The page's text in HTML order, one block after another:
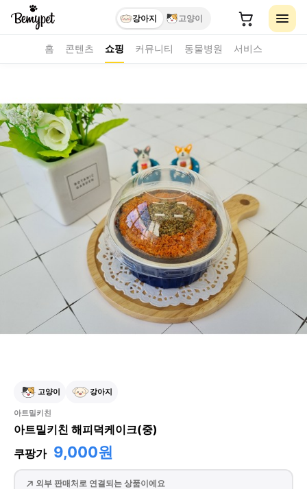
강아지 고양이
홈 콘텐츠 쇼핑 커뮤니티 동물병원 서비스
고양이 강아지
아트밀키친
아트밀키친 해피덕케이크(중)
쿠팡가 9,000원
외부 판매처로 연결되는 상품이에요